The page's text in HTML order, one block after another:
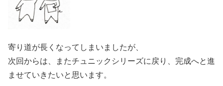
寄り道が長くなってしまいましたが、
次回からは、またチュニックシリーズに戻り、完成へと進
ませていきたいと思います。